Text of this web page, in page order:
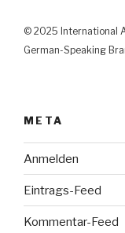
© 2025 International
German-Speaking
META
Anmelden
Eintrags-Feed
Kommentar-Feed